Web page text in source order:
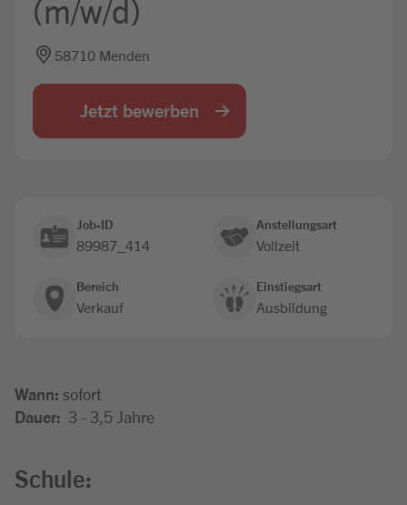
(m/w/d)
58710 Menden
Jetzt bewerben
Job-ID
89987_414
Anstellungsart
Vollzeit
Bereich
Verkauf
Einstiegsart
Ausbildung
Wann: sofort
Dauer: 3 - 3,5 Jahre
Schule: